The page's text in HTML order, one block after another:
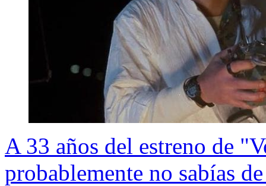
A 33 años del estreno de
probablemente no sabías